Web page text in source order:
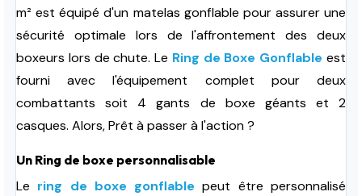
m² est équipé d'un matelas gonflable pour assurer une
sécurité optimale lors de l'affrontement des deux
boxeurs lors de chute. Le Ring de Boxe Gonflable est
fourni avec l'équipement complet pour deux
combattants soit 4 gants de boxe géants et 2
casques. Alors, Prêt à passer à l'action ?
Un Ring de boxe personnalisable
Le ring de boxe gonflable peut être personnalisé